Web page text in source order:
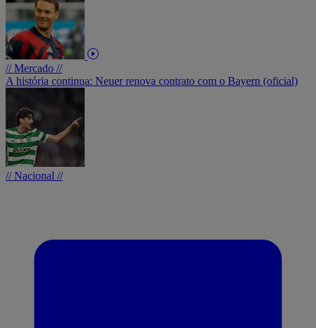
// Mercado //
A história continua: Neuer renova contrato com o Bayern (oficial)
// Nacional //